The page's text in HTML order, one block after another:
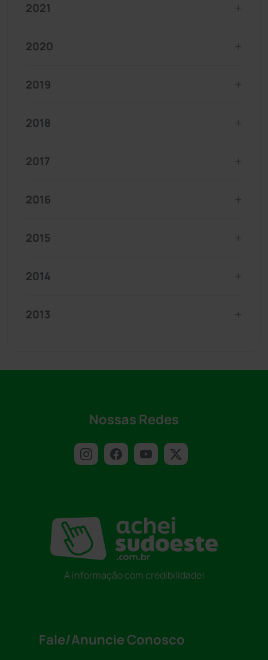
2021
2020
2019
2018
2017
2016
2015
2014
2013
Nossas Redes
A informação com credibilidade!
Fale/Anuncie Conosco